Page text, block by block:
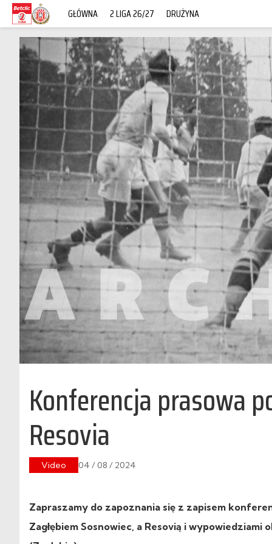
GŁÓWNA 2 LIGA 26/27 DRUŻYNA
Konferencja prasowa
Resovia
Video 04 / 08 / 2024
Zapraszamy do zapoznania się z zapisem
Zagłębiem Sosnowiec, a Resovią i